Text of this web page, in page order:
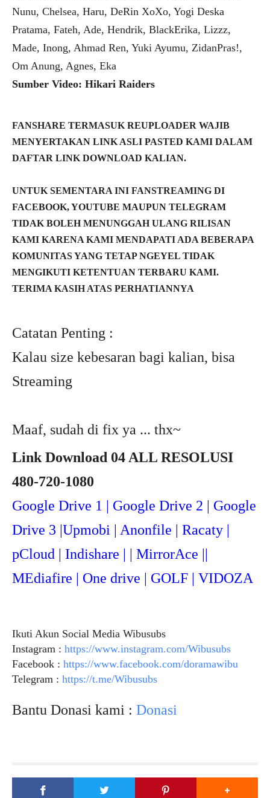
Nunu, Chelsea, Haru, DeRin XoXo, Yogi Deska
Pratama, Fateh, Ade, Hendrik, BlackErika, Lizzz,
Made, Inong, Ahmad Ren, Yuki Ayumu, ZidanPras!,
Om Anung, Agnes, Eka
Sumber Video: Hikari Raiders
FANSHARE TERMASUK REUPLOADER WAJIB
MENYERTAKAN LINK ASLI PASTED KAMI DALAM
DAFTAR LINK DOWNLOAD KALIAN.
UNTUK SEMENTARA INI FANSTREAMING DI
FACEBOOK, YOUTUBE MAUPUN TELEGRAM
TIDAK BOLEH MENUNGGAH ULANG RILISAN
KAMI KARENA KAMI MENDAPATI ADA BEBERAPA
KOMUNITAS YANG TETAP NGEYEL TIDAK
MENGIKUTI KETENTUAN TERBARU KAMI.
TERIMA KASIH ATAS PERHATIANNYA
Catatan Penting :
Kalau size kebesaran bagi kalian, bisa
Streaming
Maaf, sudah di fix ya ... thx~
Link Download 04 ALL RESOLUSI
480-720-1080
Google Drive 1 | Google Drive 2 | Google
Drive 3 |Upmobi | Anonfile | Racaty |
pCloud | Indishare | | MirrorAce ||
MEdiafire | One drive | GOLF | VIDOZA
Ikuti Akun Social Media Wibusubs
Instagram : https://www.instagram.com/Wibusubs
Facebook : https://www.facebook.com/doramawibu
Telegram : https://t.me/Wibusubs
Bantu Donasi kami : Donasi